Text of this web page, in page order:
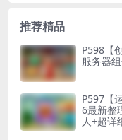
推荐精品
P598【
服务器
P597【
6最新整
人+超详